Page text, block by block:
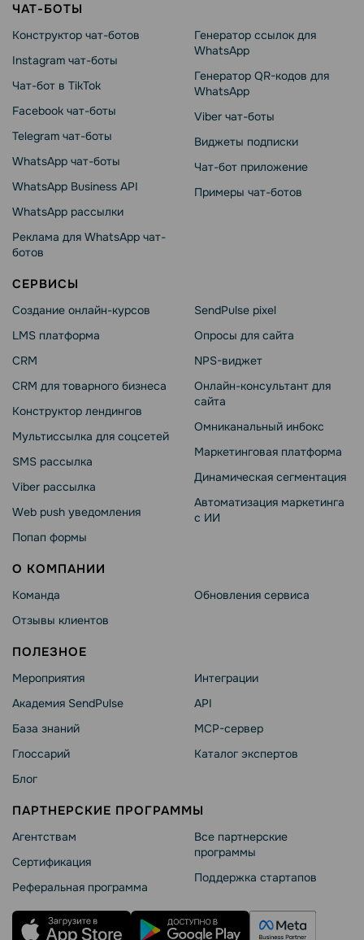
ЧАТ-БОТЫ
Конструктор чат-ботов
Instagram чат-боты
Чат-бот в TikTok
Facebook чат-боты
Telegram чат-боты
WhatsApp чат-боты
WhatsApp Business API
WhatsApp рассылки
Реклама для WhatsApp чат-
ботов
Генератор ссылок для
WhatsApp
Генератор QR-кодов для
WhatsApp
Viber чат-боты
Виджеты подписки
Чат-бот приложение
Примеры чат-ботов
СЕРВИСЫ
Создание онлайн-курсов
LMS платформа
CRM
CRM для товарного бизнеса
Конструктор лендингов
Мультиссылка для соцсетей
SMS рассылка
Viber рассылка
Web push уведомления
Попап формы
SendPulse pixel
Опросы для сайта
NPS-виджет
Онлайн-консультант для
сайта
Омниканальный инбокс
Маркетинговая платформа
Динамическая сегментация
Автоматизация маркетинга
с ИИ
О КОМПАНИИ
Команда
Отзывы клиентов
Обновления сервиса
ПОЛЕЗНОЕ
Мероприятия
Академия SendPulse
База знаний
Глоссарий
Блог
Интеграции
API
MCP-сервер
Каталог экспертов
ПАРТНЕРСКИЕ ПРОГРАММЫ
Агентствам
Сертификация
Реферальная программа
Все партнерские
программы
Поддержка стартапов